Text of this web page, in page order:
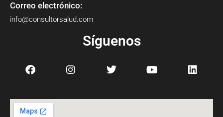
Correo electrónico:
info@consultorsalud.com
Síguenos